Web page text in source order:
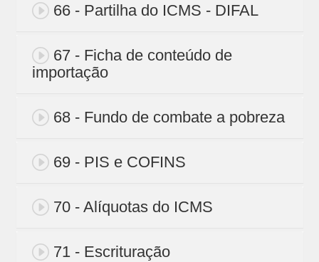
66 - Partilha do ICMS - DIFAL
67 - Ficha de conteúdo de
importação
68 - Fundo de combate a pobreza
69 - PIS e COFINS
70 - Alíquotas do ICMS
71 - Escrituração